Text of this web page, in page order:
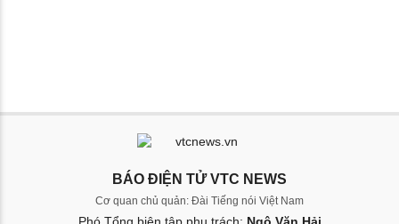
BÁO ĐIỆN TỬ VTC NEWS
Cơ quan chủ quản: Đài Tiếng nói Việt Nam